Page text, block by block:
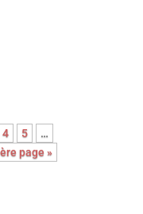
4 5
…
page »